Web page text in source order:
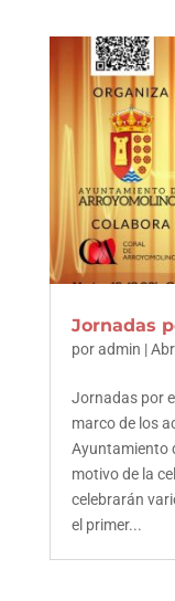
Jornadas
poradmin |
Jornadas por
marco de los
Ayuntamiento
motivo de la
celebrarán
el primer...